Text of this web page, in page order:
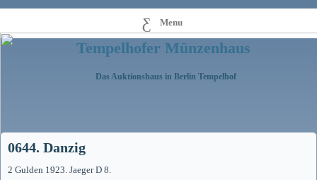
Menu
Tempelhofer Münzenhaus
Das Auktionshaus in Berlin Tempelhof
0644. Danzig
2 Gulden 1923. Jaeger D 8.